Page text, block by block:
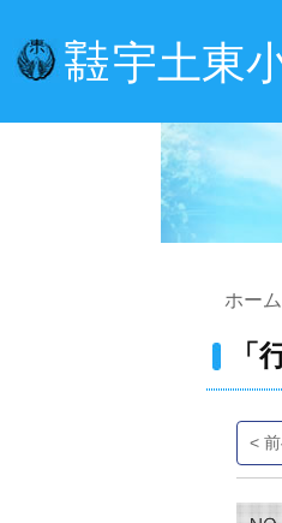
宇土
市立 宇土東
ホーム
「
<